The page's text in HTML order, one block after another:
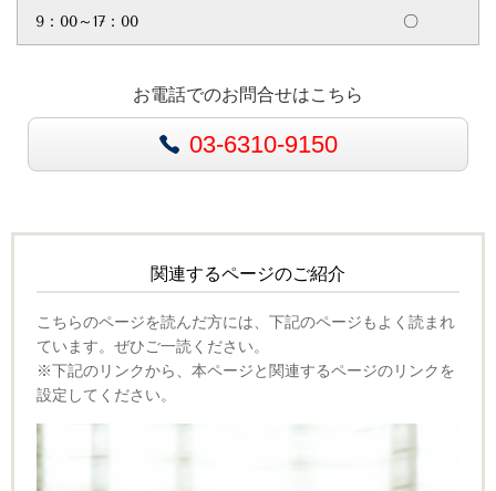
9：00～17：00 〇
お電話でのお問合せはこちら
03-6310-9150
関連するページのご紹介
こちらのページを読んだ方には、下記のページもよく読まれ
ています。ぜひご一読ください。
※下記のリンクから、本ページと関連するページのリンクを
設定してください。